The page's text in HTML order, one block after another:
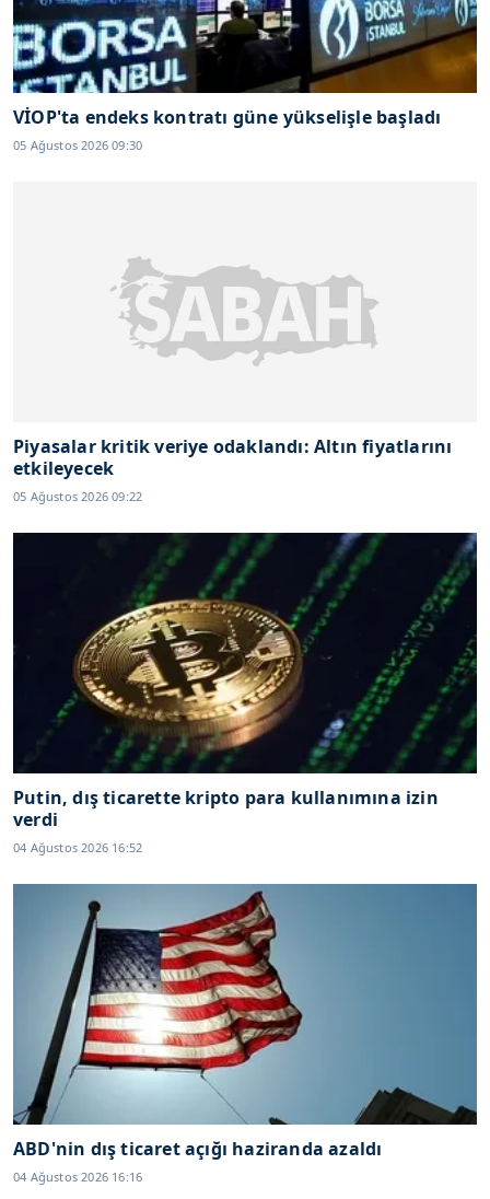
VİOP'ta endeks kontratı güne yükselişle başladı
05 Ağustos 2026 09:30
Piyasalar kritik veriye odaklandı: Altın fiyatlarını
etkileyecek
05 Ağustos 2026 09:22
Putin, dış ticarette kripto para kullanımına izin
verdi
04 Ağustos 2026 16:52
ABD'nin dış ticaret açığı haziranda azaldı
04 Ağustos 2026 16:16